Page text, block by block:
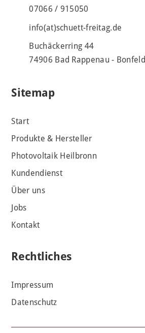
07066 / 915050
info(at)schuett-freitag.de
Buchäckerring 44
74906 Bad Rappenau - Bonfeld
Sitemap
Start
Produkte & Hersteller
Photovoltaik Heilbronn
Kundendienst
Über uns
Jobs
Kontakt
Rechtliches
Impressum
Datenschutz